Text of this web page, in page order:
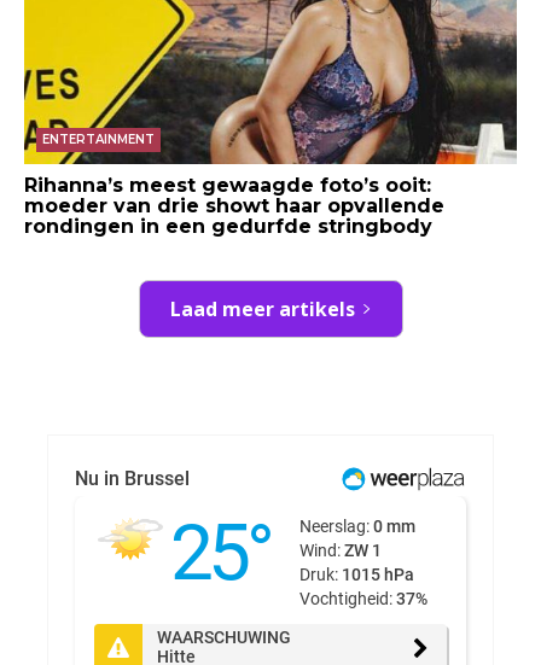
ENTERTAINMENT
Rihanna’s meest gewaagde foto’s ooit:
moeder van drie showt haar opvallende
rondingen in een gedurfde stringbody
Laad meer artikels